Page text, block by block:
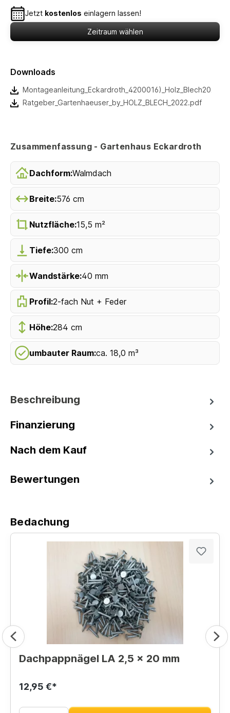
Jetzt kostenlos einlagern lassen!
Zeitraum wählen
Downloads
Ratgeber_Gartenhaeuser_by_HOLZ_BLECH_2022.pdf
Zusammenfassung - Gartenhaus Eckardroth
Dachform:Walmdach
Breite:576 cm
Nutzfläche:15,5 m²
Tiefe:300 cm
Wandstärke:40 mm
Profil:2-fach Nut + Feder
Höhe:284 cm
umbauter Raum:ca. 18,0 m³
Beschreibung
Finanzierung
Nach dem Kauf
Bewertungen
Bedachung
Dachpappnägel LA 2,5 x 20 mm
12,95 €*